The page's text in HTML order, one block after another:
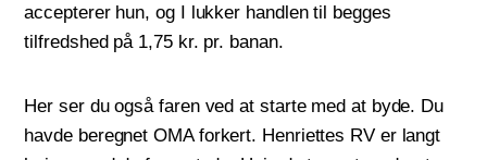
accepterer hun, og I lukker handlen til begges
tilfredshed på 1,75 kr. pr. banan.
Her ser du også faren ved at starte med at byde. Du
havde beregnet OMA forkert. Henriettes RV er langt